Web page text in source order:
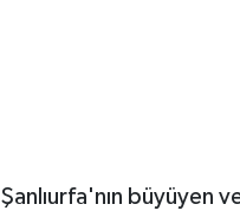
Şanlıurfa'nın büyüyen